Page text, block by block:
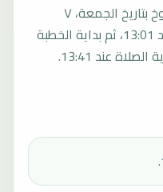
موعد صلاة الجمعة القادمة في طوخ بتاريخ الجمعة، ٧
أغسطس ٢٠٢٦ يبدأ بأذان الجمعة عند 13:01، ثم بداية الخطبة